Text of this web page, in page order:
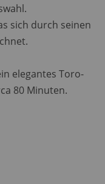
sich durch seinen
elegantes Toro-
80 Minuten.